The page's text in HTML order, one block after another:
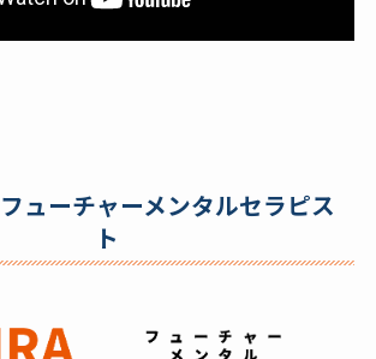
ューチャーメンタルセラピス
ト